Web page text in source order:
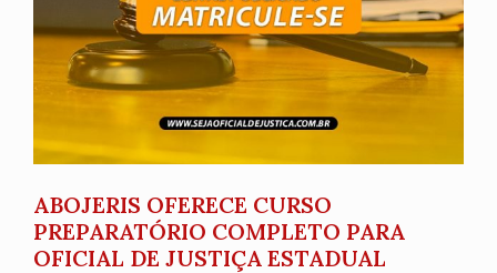
ABOJERIS OFERECE CURSO
PREPARATÓRIO COMPLETO PARA
OFICIAL DE JUSTIÇA ESTADUAL